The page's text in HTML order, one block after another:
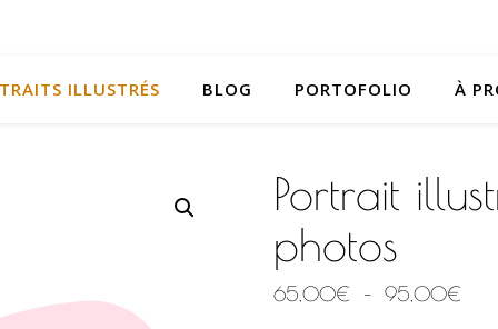
ILLUSTRÉS BLOG PORTOFOLIO À
Portrait
photos
65,00€ – 95,00€